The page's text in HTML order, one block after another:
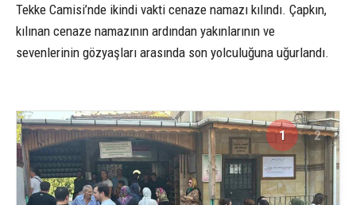
Tekke Camisi’nde ikindi vakti cenaze namazı kılındı. Çapkın,
kılınan cenaze namazının ardından yakınlarının ve
sevenlerinin gözyaşları arasında son yolculuğuna uğurlandı.
1 2